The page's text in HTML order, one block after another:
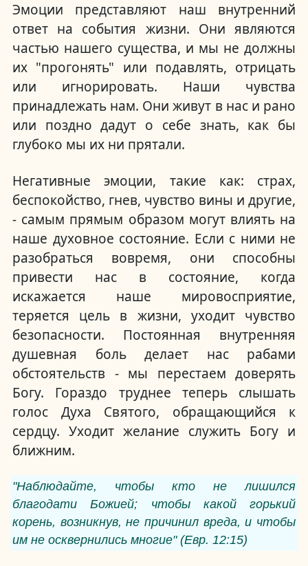
Эмоции представляют наш внутренний
ответ на события жизни. Они являются
частью нашего существа, и мы не должны
их "прогонять" или подавлять, отрицать
или игнорировать. Наши чувства
принадлежать нам. Они живут в нас и рано
или поздно дадут о себе знать, как бы
глубоко мы их ни прятали.
Негативные эмоции, такие как: страх,
беспокойство, гнев, чувство вины и другие,
- самым прямым образом могут влиять на
наше духовное состояние. Если с ними не
разобраться вовремя, они способны
привести нас в состояние, когда
искажается наше мировосприятие,
теряется цель в жизни, уходит чувство
безопасности. Постоянная внутренняя
душевная боль делает нас рабами
обстоятельств - мы перестаем доверять
Богу. Гораздо труднее теперь слышать
голос Духа Святого, обращающийся к
сердцу. Уходит желание служить Богу и
ближним.
"Наблюдайте, чтобы кто не лишился
благодати Божией; чтобы какой горький
корень, возникнув, не причинил вреда, и чтобы
им не осквернились многие" (Евр. 12:15)